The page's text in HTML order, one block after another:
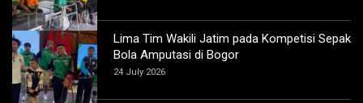
Lima Tim Wakili Jatim pada Kompetisi Sepak
Bola Amputasi di Bogor
24 July 2026